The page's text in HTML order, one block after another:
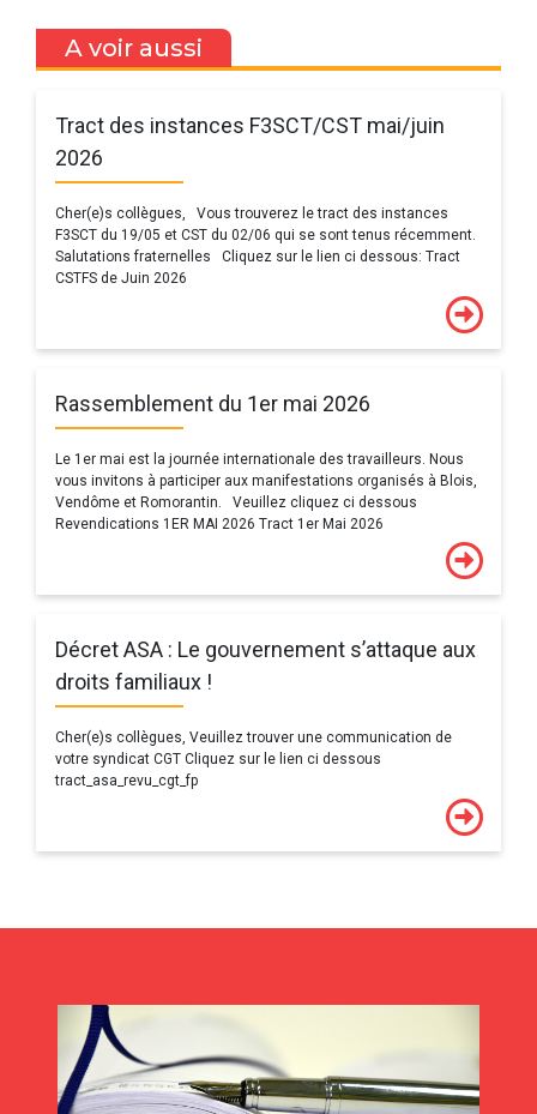
A voir aussi
Tract des instances F3SCT/CST mai/juin
2026
Cher(e)s collègues, Vous trouverez le tract des instances
F3SCT du 19/05 et CST du 02/06 qui se sont tenus récemment.
Salutations fraternelles Cliquez sur le lien ci dessous: Tract
CSTFS de Juin 2026
Rassemblement du 1er mai 2026
Le 1er mai est la journée internationale des travailleurs. Nous
vous invitons à participer aux manifestations organisés à Blois,
Vendôme et Romorantin. Veuillez cliquez ci dessous
Revendications 1ER MAI 2026 Tract 1er Mai 2026
Décret ASA : Le gouvernement s’attaque aux
droits familiaux !
Cher(e)s collègues, Veuillez trouver une communication de
votre syndicat CGT Cliquez sur le lien ci dessous
tract_asa_revu_cgt_fp